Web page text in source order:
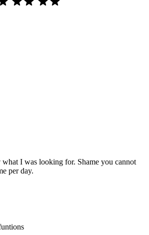
I was looking for. Shame you cannot
per day.